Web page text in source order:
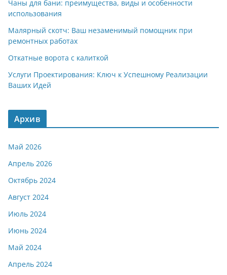
Чаны для бани: преимущества, виды и особенности
использования
Малярный скотч: Ваш незаменимый помощник при
ремонтных работах
Откатные ворота с калиткой
Услуги Проектирования: Ключ к Успешному Реализации
Ваших Идей
Архив
Май 2026
Апрель 2026
Октябрь 2024
Август 2024
Июль 2024
Июнь 2024
Май 2024
Апрель 2024